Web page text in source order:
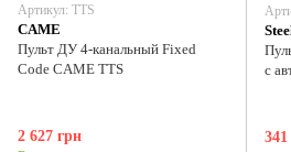
Артикул: TTS
CAME
Пульт ДУ 4-канальный Fixed
Code CAME TTS
2 627 грн